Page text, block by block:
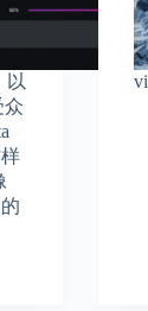
以
众